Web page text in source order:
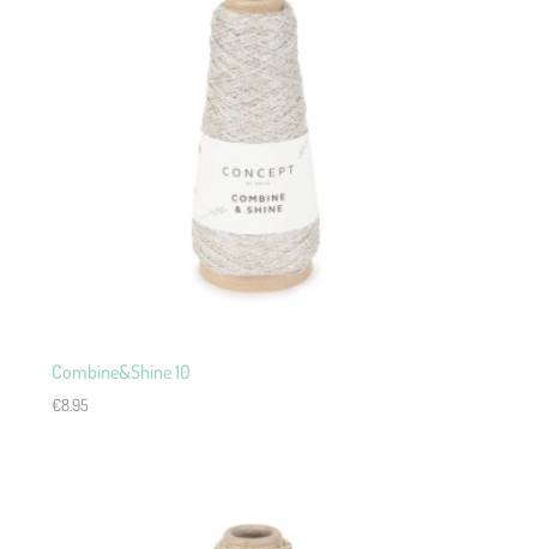
Combine&Shine 10
€8.95